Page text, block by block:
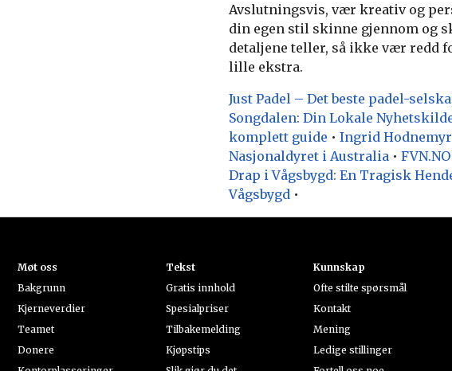
Avslutningsvis, vær kreativ og
din egen stil skinne gjennom og
detaljene teller, så ikke vær redd
lille ekstra.
Just Padel – Det beste padel-
Songdalen: Din Lokale
komplett guide • Ingrid
Nasjonaldyret i Australia •
Drap i Vågsbygd: En Tragisk
Vågsbygd •
Møt oss
Bakgrunn
Kjerneverdier
Teamet
Donere
Tekst
Gratis innhold
Spesialpriser
Tilbakemelding
Kjøpstips
Kunnskap
Ofte stilte spørsmål
Kontakt
Mening
Ledige stillinger